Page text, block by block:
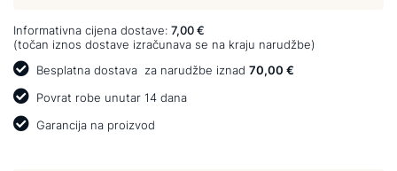
Informativna cijena dostave: 7,00 €
(točan iznos dostave izračunava se na kraju narudžbe)
Besplatna dostava za narudžbe iznad 70,00 €
Povrat robe unutar 14 dana
Garancija na proizvod